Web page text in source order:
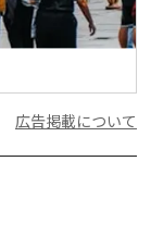
広告掲載について